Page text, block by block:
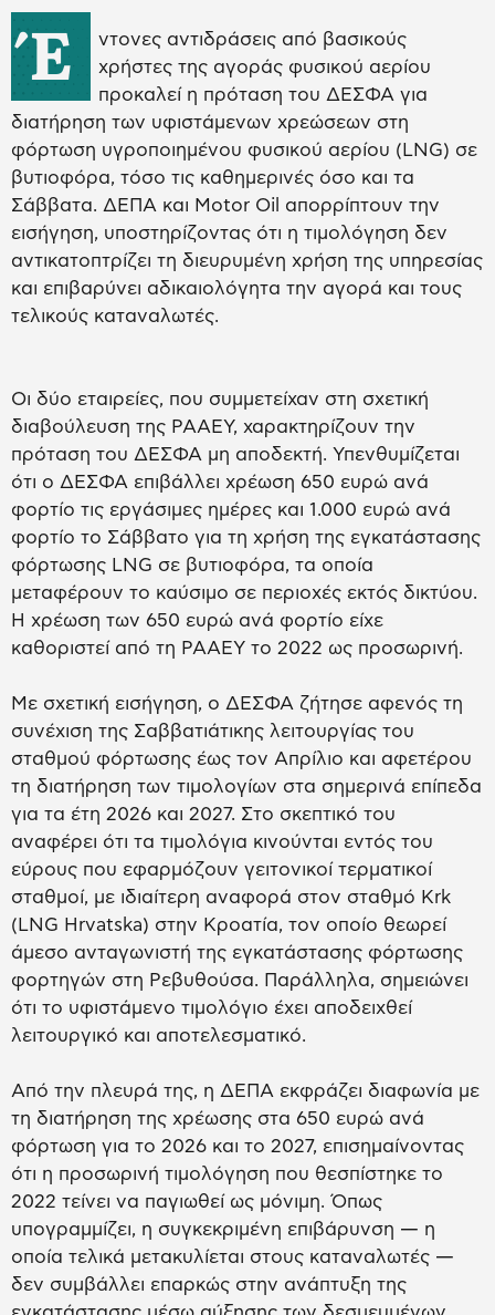
Έ
ντονες αντιδράσεις από βασικούς
χρήστες της αγοράς φυσικού αερίου
προκαλεί η πρόταση του ΔΕΣΦΑ για
διατήρηση των υφιστάμενων χρεώσεων στη
φόρτωση υγροποιημένου φυσικού αερίου (LNG) σε
βυτιοφόρα, τόσο τις καθημερινές όσο και τα
Σάββατα. ΔΕΠΑ και Motor Oil απορρίπτουν την
εισήγηση, υποστηρίζοντας ότι η τιμολόγηση δεν
αντικατοπτρίζει τη διευρυμένη χρήση της υπηρεσίας
και επιβαρύνει αδικαιολόγητα την αγορά και τους
τελικούς καταναλωτές.
Οι δύο εταιρείες, που συμμετείχαν στη σχετική
διαβούλευση της ΡΑΑΕΥ, χαρακτηρίζουν την
πρόταση του ΔΕΣΦΑ μη αποδεκτή. Υπενθυμίζεται
ότι ο ΔΕΣΦΑ επιβάλλει χρέωση 650 ευρώ ανά
φορτίο τις εργάσιμες ημέρες και 1.000 ευρώ ανά
φορτίο το Σάββατο για τη χρήση της εγκατάστασης
φόρτωσης LNG σε βυτιοφόρα, τα οποία
μεταφέρουν το καύσιμο σε περιοχές εκτός δικτύου.
Η χρέωση των 650 ευρώ ανά φορτίο είχε
καθοριστεί από τη ΡΑΑΕΥ το 2022 ως προσωρινή.
Με σχετική εισήγηση, ο ΔΕΣΦΑ ζήτησε αφενός τη
συνέχιση της Σαββατιάτικης λειτουργίας του
σταθμού φόρτωσης έως τον Απρίλιο και αφετέρου
τη διατήρηση των τιμολογίων στα σημερινά επίπεδα
για τα έτη 2026 και 2027. Στο σκεπτικό του
αναφέρει ότι τα τιμολόγια κινούνται εντός του
εύρους που εφαρμόζουν γειτονικοί τερματικοί
σταθμοί, με ιδιαίτερη αναφορά στον σταθμό Krk
(LNG Hrvatska) στην Κροατία, τον οποίο θεωρεί
άμεσο ανταγωνιστή της εγκατάστασης φόρτωσης
φορτηγών στη Ρεβυθούσα. Παράλληλα, σημειώνει
ότι το υφιστάμενο τιμολόγιο έχει αποδειχθεί
λειτουργικό και αποτελεσματικό.
Από την πλευρά της, η ΔΕΠΑ εκφράζει διαφωνία με
τη διατήρηση της χρέωσης στα 650 ευρώ ανά
φόρτωση για το 2026 και το 2027, επισημαίνοντας
ότι η προσωρινή τιμολόγηση που θεσπίστηκε το
2022 τείνει να παγιωθεί ως μόνιμη. Όπως
υπογραμμίζει, η συγκεκριμένη επιβάρυνση — η
οποία τελικά μετακυλίεται στους καταναλωτές —
δεν συμβάλλει επαρκώς στην ανάπτυξη της